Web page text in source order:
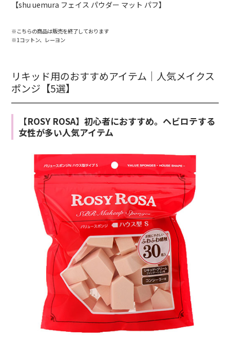
【shu uemura フェイス パウダー マット パフ】
※こちらの商品は販売を終了しております
※1コットン、レーヨン
リキッド用のおすすめアイテム｜人気メイクス
ポンジ【5選】
【ROSY ROSA】初心者におすすめ。ヘビロテする
女性が多い人気アイテム